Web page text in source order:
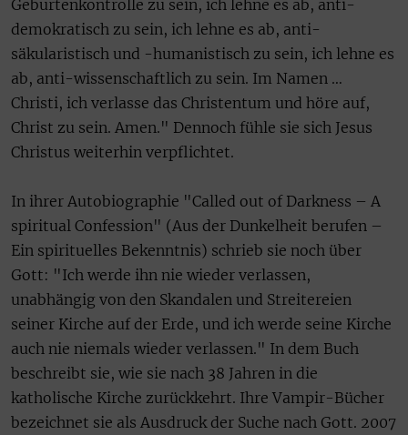
Geburtenkontrolle zu sein, ich lehne es ab, anti-
demokratisch zu sein, ich lehne es ab, anti-
säkularistisch und -humanistisch zu sein, ich lehne es
ab, anti-wissenschaftlich zu sein. Im Namen …
Christi, ich verlasse das Christentum und höre auf,
Christ zu sein. Amen." Dennoch fühle sie sich Jesus
Christus weiterhin verpflichtet.
In ihrer Autobiographie "Called out of Darkness – A
spiritual Confession" (Aus der Dunkelheit berufen –
Ein spirituelles Bekenntnis) schrieb sie noch über
Gott: "Ich werde ihn nie wieder verlassen,
unabhängig von den Skandalen und Streitereien
seiner Kirche auf der Erde, und ich werde seine Kirche
auch nie niemals wieder verlassen." In dem Buch
beschreibt sie, wie sie nach 38 Jahren in die
katholische Kirche zurückkehrt. Ihre Vampir-Bücher
bezeichnet sie als Ausdruck der Suche nach Gott. 2007